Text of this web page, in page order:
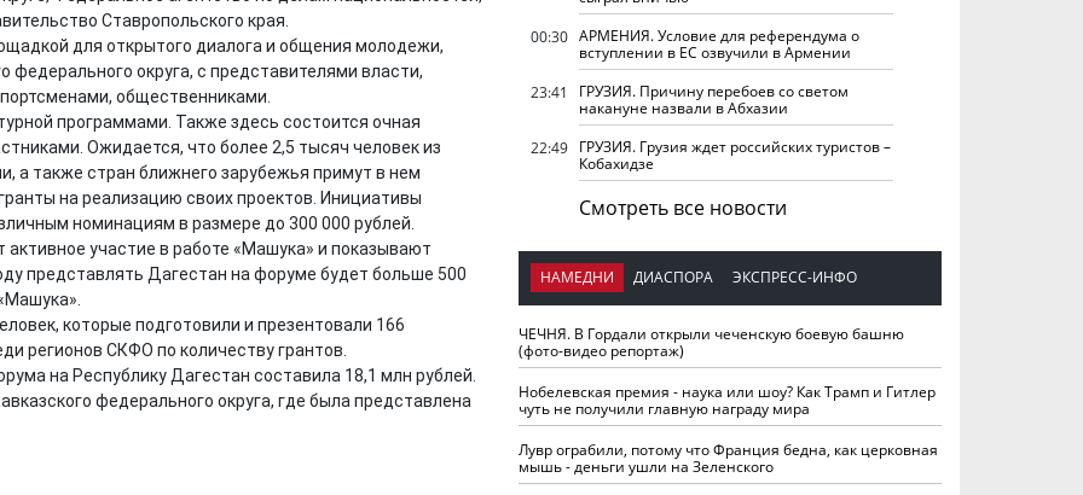
Ставропольского края.
для открытого диалога и общения молодежи,
округа, с представителями власти,
общественниками.
программами. Также здесь состоится очная
Ожидается, что более 2,5 тысяч человек из
а также стран ближнего зарубежья примут в нем
на реализацию своих проектов. Инициативы
номинациям в размере до 300 000 рублей.
участие в работе «Машука» и показывают
представлять Дагестан на форуме будет больше 500
которые подготовили и презентовали 166
регионов СКФО по количеству грантов.
на Республику Дагестан составила 18,1 млн рублей.
федерального округа, где была представлена
00:30 АРМЕНИЯ. Условие для референдума о
вступлении в ЕС озвучили в Армении
23:41
ГРУЗИЯ. Причину перебоев со светом
накануне назвали в Абхазии
22:49 ГРУЗИЯ. Грузия ждет российских туристов –
Кобахидзе
Смотреть все новости
НАМЕДНИ ДИАСПОРА ЭКСПРЕСС-ИНФО
ЧЕЧНЯ. В Гордали открыли чеченскую боевую башню
(фото-видео репортаж)
Нобелевская премия - наука или шоу? Как Трамп и Гитлер
чуть не получили главную награду мира
Лувр ограбили, потому что Франция бедна, как церковная
мышь - деньги ушли на Зеленского